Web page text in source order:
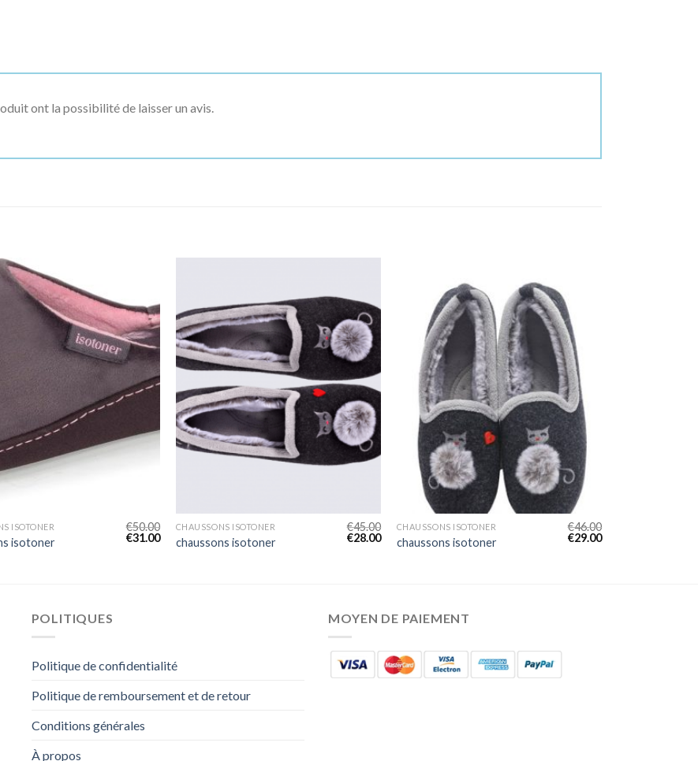
ont la possibilité de laisser un avis.
ISOTONER
isotoner
€50.00
€31.00
CHAUSSONS ISOTONER
chaussons isotoner
€45.00
€28.00
CHAUSSONS ISOTONER
chaussons isotoner
€46.00
€29.00
POLITIQUES
Politique de confidentialité
Politique de remboursement et de retour
Conditions générales
À propos
MOYEN DE PAIEMENT